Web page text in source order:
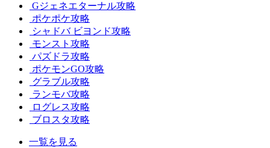
Gジェネエターナル攻略
ポケポケ攻略
シャドバ ビヨンド攻略
モンスト攻略
パズドラ攻略
ポケモンGO攻略
グラブル攻略
ランモバ攻略
ログレス攻略
ブロスタ攻略
一覧を見る